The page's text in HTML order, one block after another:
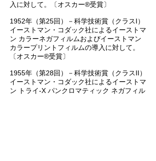
入に対して。〔オスカー®受賞〕
1952年（第25回）－科学技術賞（クラスI）
イーストマン・コダック社によるイーストマ
ン カラーネガフィルムおよびイーストマン
カラープリントフィルムの導入に対して。
〔オスカー®受賞〕
1955年（第28回）－科学技術賞（クラスII）
イーストマン・コダック社によるイーストマ
ン トライ-X パンクロマティック ネガフィル